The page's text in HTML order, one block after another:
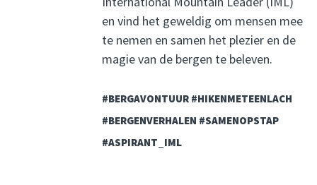
en vind het geweldig om mensen mee
te nemen en samen het plezier en de
magie van de bergen te beleven.
#BERGAVONTUUR #HIKENMETEENLACH
#BERGENVERHALEN #SAMENOPSTAP
#ASPIRANT_IML